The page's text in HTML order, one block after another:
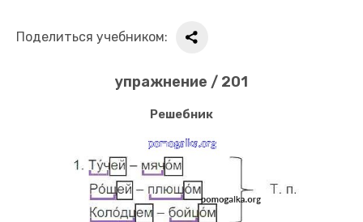
Поделиться учебником:
упражнение / 201
Решебник